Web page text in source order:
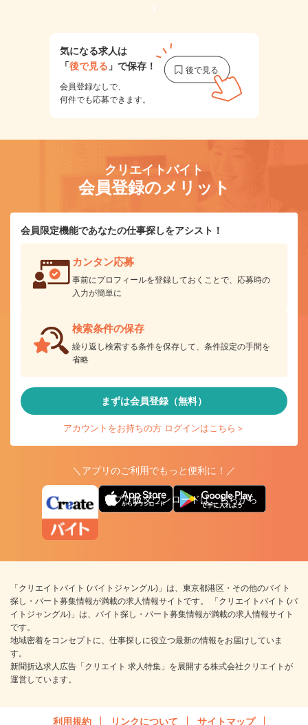
1
気になる求人は
「後で見る 」で保存！
会員登録なしで、
何件でも応募できます。
クリエイトバイト
会員登録のメリット
会員限定機能であなたの仕事探しをアシスト！
カンタン応募
事前にプロフィールを登録しておくことで、応募時の
入力が簡単に
検索条件の保存
繰り返し検索する条件を保存して、条件設定の手間を
省略
まずは会員登録（無料）
アカウントをお持ちの方 ログインはこちら＞
＼アプリのご利用でもっと便利に！／
アプリ版ダウンロードはこちらから
「クリエイトバイト (バイトジャングル)」は、東京都港区・その他のバイト
探し・パート募集情報が満載の求人情報サイトです。 「クリエイトバイト (バ
イトジャングル)」は、バイト探し・パート募集情報が満載の求人情報サイト
です。
地域密着をコンセプトに、仕事探しに役立つ最新の情報をお届けしていま
す。
新聞折込求人広告「クリエイト 求人特集」を展開する株式会社クリエイトが
運営しています。
利用規約 リンクについて サイトマップ